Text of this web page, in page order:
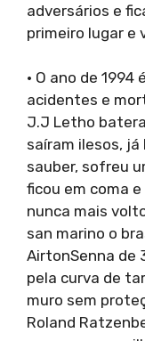
adversários e
primeiro lugar e
· O ano de
acidentes e
J.J Letho
saíram ilesos, já
sauber, sofreu
ficou em coma
nunca mais
san marino o
AirtonSenna de
pela curva de
muro sem
Roland